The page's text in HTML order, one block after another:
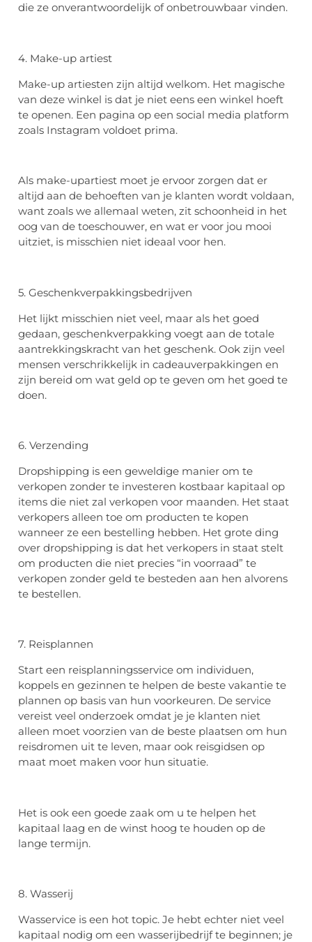
die ze onverantwoordelijk of onbetrouwbaar vinden.
4. Make-up artiest
Make-up artiesten zijn altijd welkom. Het magische
van deze winkel is dat je niet eens een winkel hoeft
te openen. Een pagina op een social media platform
zoals Instagram voldoet prima.
Als make-upartiest moet je ervoor zorgen dat er
altijd aan de behoeften van je klanten wordt voldaan,
want zoals we allemaal weten, zit schoonheid in het
oog van de toeschouwer, en wat er voor jou mooi
uitziet, is misschien niet ideaal voor hen.
5. Geschenkverpakkingsbedrijven
Het lijkt misschien niet veel, maar als het goed
gedaan, geschenkverpakking voegt aan de totale
aantrekkingskracht van het geschenk. Ook zijn veel
mensen verschrikkelijk in cadeauverpakkingen en
zijn bereid om wat geld op te geven om het goed te
doen.
6. Verzending
Dropshipping is een geweldige manier om te
verkopen zonder te investeren kostbaar kapitaal op
items die niet zal verkopen voor maanden. Het staat
verkopers alleen toe om producten te kopen
wanneer ze een bestelling hebben. Het grote ding
over dropshipping is dat het verkopers in staat stelt
om producten die niet precies “in voorraad” te
verkopen zonder geld te besteden aan hen alvorens
te bestellen.
7. Reisplannen
Start een reisplanningsservice om individuen,
koppels en gezinnen te helpen de beste vakantie te
plannen op basis van hun voorkeuren. De service
vereist veel onderzoek omdat je je klanten niet
alleen moet voorzien van de beste plaatsen om hun
reisdromen uit te leven, maar ook reisgidsen op
maat moet maken voor hun situatie.
Het is ook een goede zaak om u te helpen het
kapitaal laag en de winst hoog te houden op de
lange termijn.
8. Wasserij
Wasservice is een hot topic. Je hebt echter niet veel
kapitaal nodig om een wasserijbedrijf te beginnen; je